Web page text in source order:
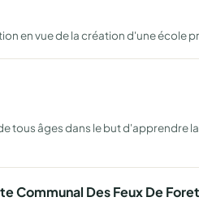
en vue de la création d'une école
âges dans le but d'apprendre
Communal Des Feux De